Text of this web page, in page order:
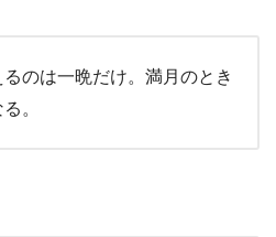
のは一晩だけ。満月のとき
。